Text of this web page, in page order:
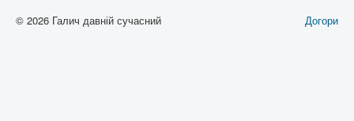
Догори
© 2026 Галич давній сучасний